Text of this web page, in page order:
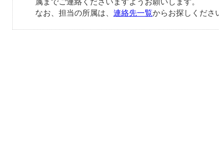
属までご連絡くださいますようお願いします。
なお、担当の所属は、 連絡先一覧からお探しくださ